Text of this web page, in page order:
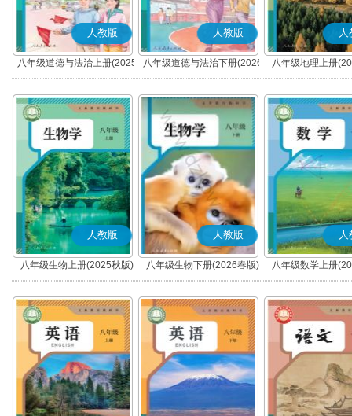
人教版
八年级道德与法治上册(2025
秋版)(部编版)
人教版
八年级道德与法治下册(2026
春版)(部编版)
人
八年级地理上册
人教版
八年级生物上册(2025秋版)
人教版
八年级生物下册(2026春版)
人
八年级数学上册